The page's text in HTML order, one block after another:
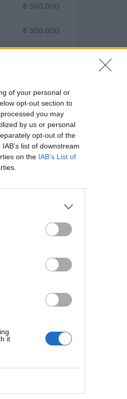
of your personal or
opt-out section to
you may
by us or personal
opt-out of the
list of downstream
on the IAB’s List of
it
€ 500.000
€ 500.000
2017–2025).